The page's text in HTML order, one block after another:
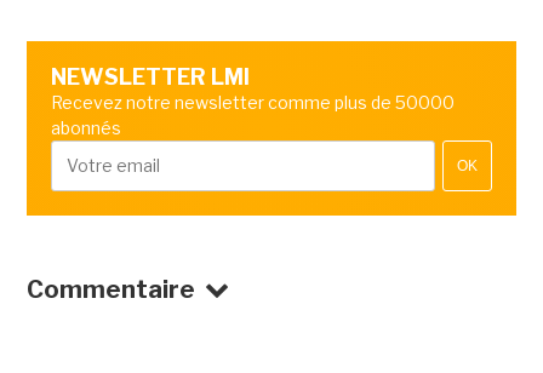
NEWSLETTER LMI
Recevez notre newsletter comme plus de 50000
abonnés
OK
Commentaire